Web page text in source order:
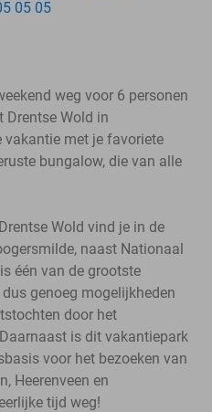
05 05
weg voor 6 personen
Drentse Wold in
vakantie met je favoriete
bungalow, die van alle
Wold vind je in de
naast Nationaal
één van de grootste
genoeg mogelijkheden
door het
is dit vakantiepark
voor het bezoeken van
Heerenveen en
tijd weg!